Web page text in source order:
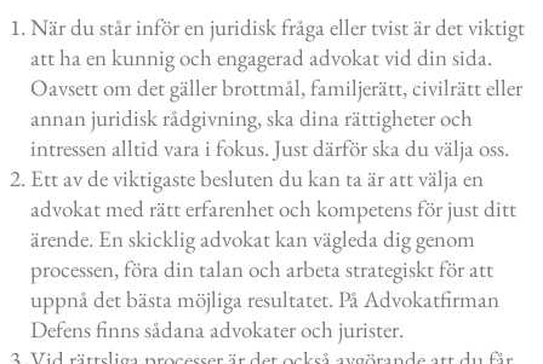
När du står inför en juridisk fråga eller tvist är det viktigt
att ha en kunnig och engagerad advokat vid din sida.
Oavsett om det gäller brottmål, familjerätt, civilrätt eller
annan juridisk rådgivning, ska dina rättigheter och
intressen alltid vara i fokus. Just därför ska du välja oss.
Ett av de viktigaste besluten du kan ta är att välja en
advokat med rätt erfarenhet och kompetens för just ditt
ärende. En skicklig advokat kan vägleda dig genom
processen, föra din talan och arbeta strategiskt för att
uppnå det bästa möjliga resultatet. På Advokatfirman
Defens finns sådana advokater och jurister.